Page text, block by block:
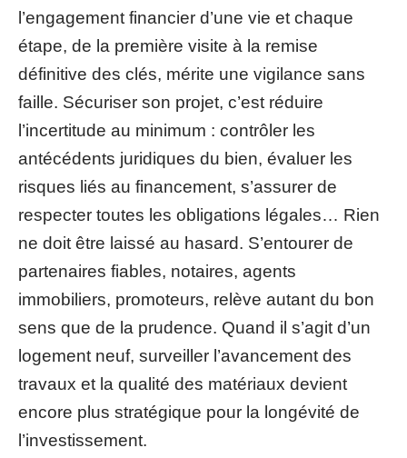
l’engagement financier d’une vie et chaque
étape, de la première visite à la remise
définitive des clés, mérite une vigilance sans
faille. Sécuriser son projet, c’est réduire
l’incertitude au minimum : contrôler les
antécédents juridiques du bien, évaluer les
risques liés au financement, s’assurer de
respecter toutes les obligations légales… Rien
ne doit être laissé au hasard. S’entourer de
partenaires fiables, notaires, agents
immobiliers, promoteurs, relève autant du bon
sens que de la prudence. Quand il s’agit d’un
logement neuf, surveiller l’avancement des
travaux et la qualité des matériaux devient
encore plus stratégique pour la longévité de
l’investissement.